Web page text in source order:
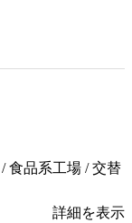
食品系工場 / 交替
詳細を表示